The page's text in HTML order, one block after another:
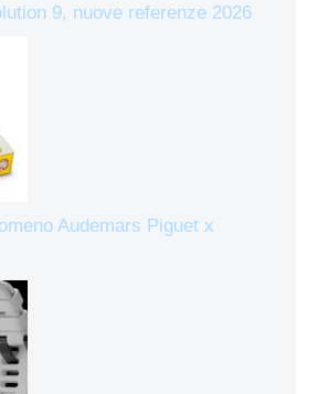
9, nuove referenze 2026
Audemars Piguet x